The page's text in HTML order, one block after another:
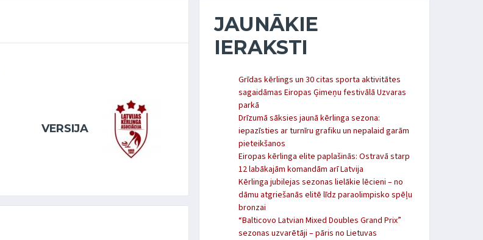
VERSIJA
JAUNĀKIE
IERAKSTI
Grīdas kērlings un 30 citas sporta aktivitātes
sagaidāmas Eiropas Ģimeņu festivālā Uzvaras
parkā
Drīzumā sāksies jaunā kērlinga sezona:
iepazīsties ar turnīru grafiku un nepalaid garām
pieteikšanos
Eiropas kērlinga elite paplašinās: Ostravā starp
12 labākajām komandām arī Latvija
Kērlinga jubilejas sezonas lielākie lēcieni – no
dāmu atgriešanās elitē līdz paraolimpisko spēļu
bronzai
“Balticovo Latvian Mixed Doubles Grand Prix”
sezonas uzvarētāji – pāris no Lietuvas